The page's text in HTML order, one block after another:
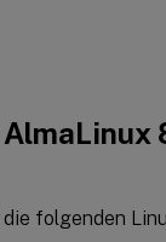
folgenden